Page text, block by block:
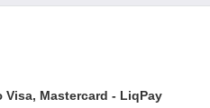
Visa, Mastercard - LiqPay